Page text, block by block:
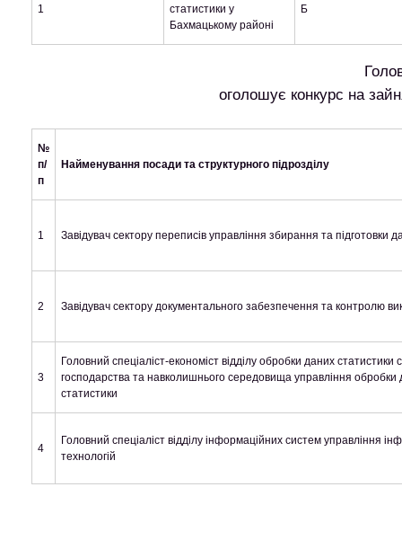
1
статистики у
Бахмацькому районі
Б
оголошує конкурс на
№
п/
п
Найменування посади та структурного підрозділу
1 Завідувач сектору переписів управління збирання та підготовки
2 Завідувач сектору документального забезпечення та контролю
3
Головний спеціаліст-економіст відділу обробки даних статистики
господарства та навколишнього середовища управління обробки
статистики
4
Головний спеціаліст відділу інформаційних систем управління
технологій